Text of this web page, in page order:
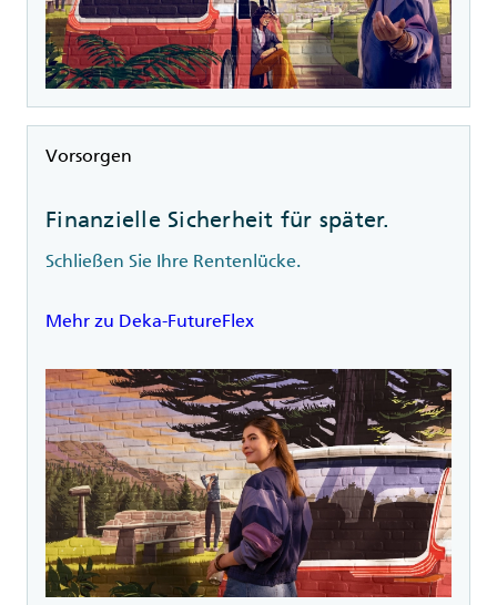
Rubrik
Vorsorgen
Finanzielle Sicherheit für später.
Schließen Sie Ihre Rentenlücke.
Mehr zu Deka-FutureFlex